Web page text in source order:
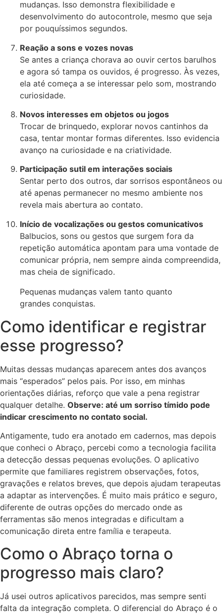
mudanças. Isso demonstra flexibilidade e
desenvolvimento do autocontrole, mesmo que seja
por pouquíssimos segundos.
Reação a sons e vozes novas
Se antes a criança chorava ao ouvir certos barulhos
e agora só tampa os ouvidos, é progresso. Às vezes,
ela até começa a se interessar pelo som, mostrando
curiosidade.
Novos interesses em objetos ou jogos
Trocar de brinquedo, explorar novos cantinhos da
casa, tentar montar formas diferentes. Isso evidencia
avanço na curiosidade e na criatividade.
Participação sutil em interações sociais
Sentar perto dos outros, dar sorrisos espontâneos ou
até apenas permanecer no mesmo ambiente nos
revela mais abertura ao contato.
Início de vocalizações ou gestos comunicativos
Balbucios, sons ou gestos que surgem fora da
repetição automática apontam para uma vontade de
comunicar própria, nem sempre ainda compreendida,
mas cheia de significado.
Pequenas mudanças valem tanto quanto
grandes conquistas.
Como identificar e registrar
esse progresso?
Muitas dessas mudanças aparecem antes dos avanços
mais “esperados” pelos pais. Por isso, em minhas
orientações diárias, reforço que vale a pena registrar
qualquer detalhe. Observe: até um sorriso tímido pode
indicar crescimento no contato social.
Antigamente, tudo era anotado em cadernos, mas depois
que conheci o Abraço, percebi como a tecnologia facilita
a detecção dessas pequenas evoluções. O aplicativo
permite que familiares registrem observações, fotos,
gravações e relatos breves, que depois ajudam terapeutas
a adaptar as intervenções. É muito mais prático e seguro,
diferente de outras opções do mercado onde as
ferramentas são menos integradas e dificultam a
comunicação direta entre família e terapeuta.
Como o Abraço torna o
progresso mais claro?
Já usei outros aplicativos parecidos, mas sempre senti
falta da integração completa. O diferencial do Abraço é o